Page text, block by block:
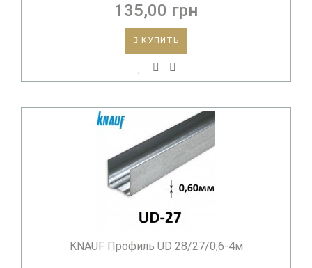
135,00 грн
КУПИТЬ
KNAUF Профиль UD 28/27/0,6-4м